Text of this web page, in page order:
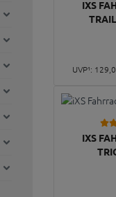
IXS
UVP¹: 129,
IXS